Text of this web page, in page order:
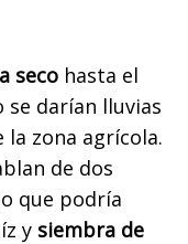
seco hasta el
se darían lluvias
la zona agrícola.
de dos
que podría
y siembra de